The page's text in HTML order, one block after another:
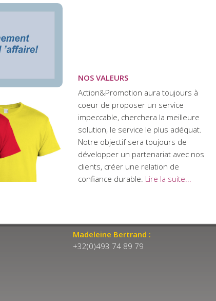
NOS VALEURS
Action&Promotion aura toujours à
coeur de proposer un service
impeccable, cherchera la meilleure
solution, le service le plus adéquat.
Notre objectif sera toujours de
développer un partenariat avec nos
clients, créer une relation de
confiance durable. Lire la suite...
Madeleine Bertrand :
+32(0)493 74 89 79